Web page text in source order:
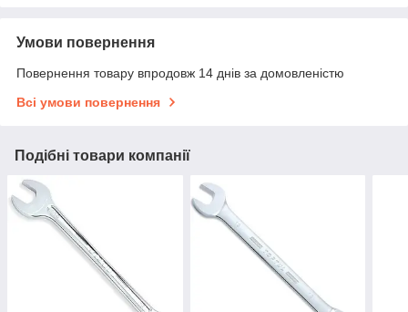
Умови повернення
Повернення товару впродовж 14 днів за домовленістю
Всі умови повернення
Подібні товари компанії